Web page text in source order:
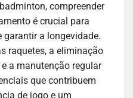
compreender
é crucial para
garantir a longevidade.
raquetes, a eliminação
a manutenção regular
que contribuem
de jogo e um